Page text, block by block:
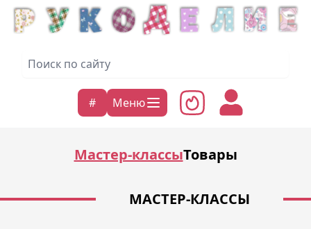
# Меню
Мастер-классыТовары
МАСТЕР-КЛАССЫ